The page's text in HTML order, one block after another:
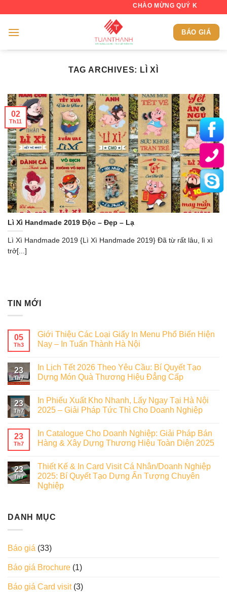
content
CHÀO MỪNG QUÝ KHÁCH ĐẾN
BÁO GIÁ
TAG ARCHIVES: LÌ XÌ
Lì Xì Handmade 2019 Độc – Đẹp – Lạ
Lì Xì Handmade 2019 {Lì Xì Handmade 2019} Đã từ rất lâu, lì xì
trở[...]
02
Th11
TIN MỚI
05
Th3
Giới Thiệu Các Loại Giấy In Menu Phổ Biến Hiện
Nay – In Tuấn Thành Hà Nội
23
Th7
In Lịch Tết 2026 Theo Yêu Cầu: Bí Quyết Tạo
Dựng Món Quà Thương Hiệu Đẳng Cấp
23
Th7
In Phiếu Xuất Kho Nhanh, Lấy Ngay Tại Hà Nội
2025 – Giải Pháp Tức Thì Cho Doanh Nghiệp
23
Th7
In Catalogue Cho Doanh Nghiệp: Giải Pháp Bán
Hàng & Xây Dựng Thương Hiệu Toàn Diện 2025
23
Th7
Thiết Kế & In Card Visit Cá Nhân/Doanh Nghiệp
2025: Bí Quyết Tạo Dựng Ấn Tượng Chuyên
Nghiệp
DANH MỤC
Báo giá (33)
Báo giá Brochure (1)
Báo giá Card visit(3)